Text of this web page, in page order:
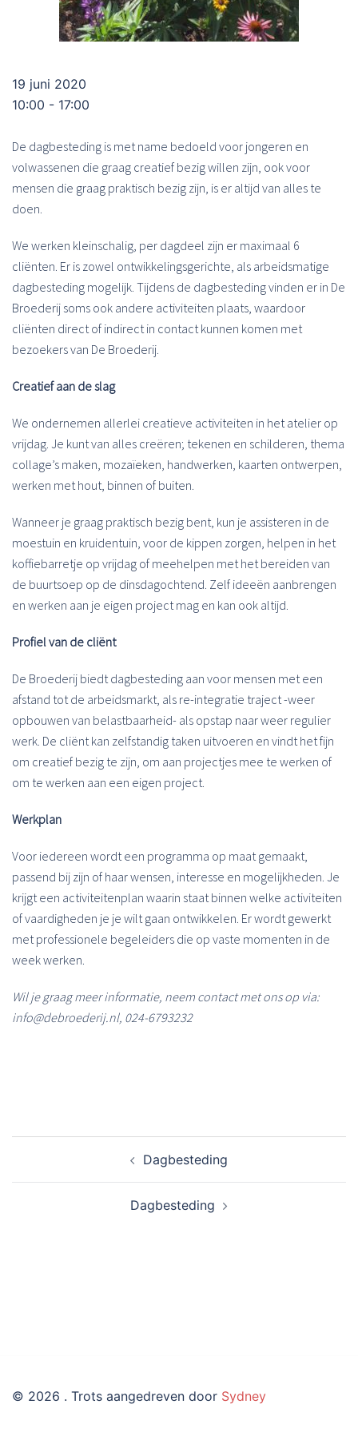
19 juni 2020
10:00 - 17:00
De dagbesteding is met name bedoeld voor jongeren en
volwassenen die graag creatief bezig willen zijn, ook voor
mensen die graag praktisch bezig zijn, is er altijd van alles te
doen.
We werken kleinschalig, per dagdeel zijn er maximaal 6
cliënten. Er is zowel ontwikkelingsgerichte, als arbeidsmatige
dagbesteding mogelijk. Tijdens de dagbesteding vinden er in De
Broederij soms ook andere activiteiten plaats, waardoor
cliënten direct of indirect in contact kunnen komen met
bezoekers van De Broederij.
Creatief aan de slag
We ondernemen allerlei creatieve activiteiten in het atelier op
vrijdag. Je kunt van alles creëren; tekenen en schilderen, thema
collage’s maken, mozaïeken, handwerken, kaarten ontwerpen,
werken met hout, binnen of buiten.
Wanneer je graag praktisch bezig bent, kun je assisteren in de
moestuin en kruidentuin, voor de kippen zorgen, helpen in het
koffiebarretje op vrijdag of meehelpen met het bereiden van
de buurtsoep op de dinsdagochtend. Zelf ideeën aanbrengen
en werken aan je eigen project mag en kan ook altijd.
Profiel van de cliënt
De Broederij biedt dagbesteding aan voor mensen met een
afstand tot de arbeidsmarkt, als re-integratie traject -weer
opbouwen van belastbaarheid- als opstap naar weer regulier
werk. De cliënt kan zelfstandig taken uitvoeren en vindt het fijn
om creatief bezig te zijn, om aan projectjes mee te werken of
om te werken aan een eigen project.
Werkplan
Voor iedereen wordt een programma op maat gemaakt,
passend bij zijn of haar wensen, interesse en mogelijkheden. Je
krijgt een activiteitenplan waarin staat binnen welke activiteiten
of vaardigheden je je wilt gaan ontwikkelen. Er wordt gewerkt
met professionele begeleiders die op vaste momenten in de
week werken.
Wil je graag meer informatie, neem contact met ons op via:
info@debroederij.nl, 024-6793232
Dagbesteding
Dagbesteding
© 2026 . Trots aangedreven door Sydney